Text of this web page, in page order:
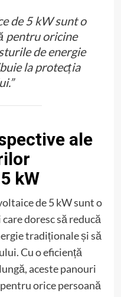
de 5 kW sunt o
pentru oricine
de energie
la protecția
ale
kW
de 5 kW sunt o
doresc să reducă
tradiționale și să
Cu o eficiență
aceste panouri
orice persoană